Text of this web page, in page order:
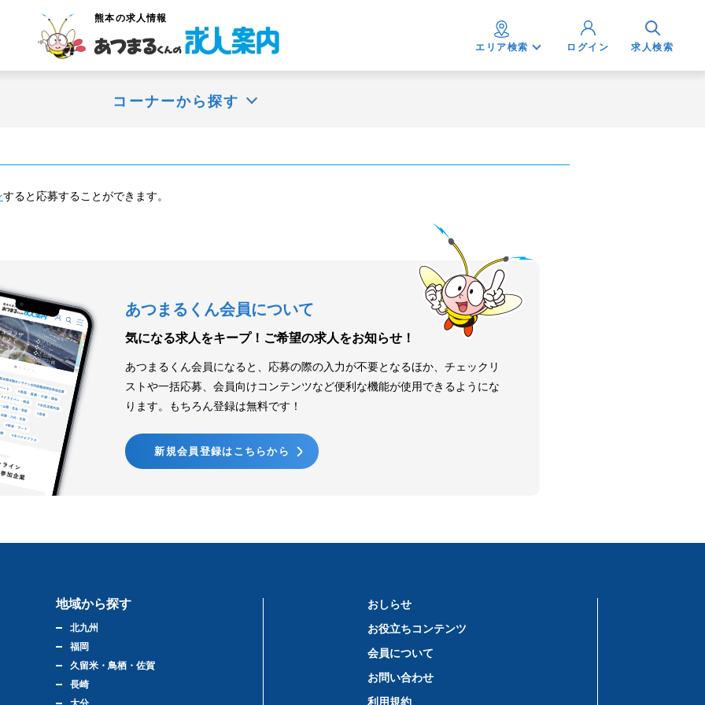
熊本の求人情報
エリア検索 ログイン 求人検索
コーナーから探す
すると応募することができます。
あつまるくん会員について
気になる求人をキープ！ ご希望の求人をお知らせ！
あつまるくん会員になると、応募の際の入力が不要となるほか、チェックリ
ストや一括応募、会員向けコンテンツなど便利な機能が使用できるようにな
ります。もちろん登録は無料です！
新規会員登録はこちらから
地域から探す
北九州
福岡
久留米・鳥栖・佐賀
長崎
おしらせ
お役立ちコンテンツ
会員について
お問い合わせ
利用規約